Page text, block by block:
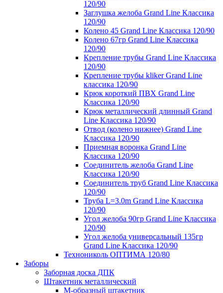
120/90
Заглушка желоба Grand Line Классика
120/90
Колено 45 Grand Line Классика 120/90
Колено 67гр Grand Line Классика
120/90
Крепление трубы Grand Line Классика
120/90
Крепление трубы kliker Grand Line
классика 120/90
Крюк короткий ПВХ Grand Line
Классика 120/90
Крюк металлический длинный Grand
Line Классика 120/90
Отвод (колено нижнее) Grand Line
Классика 120/90
Приемная воронка Grand Line
Классика 120/90
Соединитель желоба Grand Line
Классика 120/90
Соединитель труб Grand Line Классика
120/90
Труба L=3.0m Grand Line Классика
120/90
Угол желоба 90гр Grand Line Классика
120/90
Угол желоба универсальный 135гр
Grand Line Классика 120/90
Технониколь ОПТИМА 120/80
Заборы
Заборная доска ДПК
Штакетник металлический
М-образный штакетник